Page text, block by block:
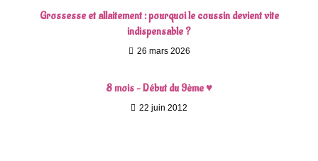
Grossesse et allaitement : pourquoi le coussin devient vite
indispensable ?
26 mars 2026
8 mois – Début du 9ème ♥
22 juin 2012